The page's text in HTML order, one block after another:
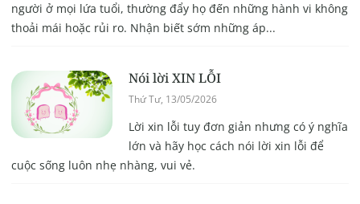
người ở mọi lứa tuổi, thường đẩy họ đến những hành vi không
thoải mái hoặc rủi ro. Nhận biết sớm những áp...
Nói lời XIN LỖI
Thứ Tư, 13/05/2026
Lời xin lỗi tuy đơn giản nhưng có ý nghĩa
lớn và hãy học cách nói lời xin lỗi để
cuộc sống luôn nhẹ nhàng, vui vẻ.